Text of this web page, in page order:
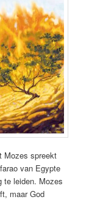
Mozes spreekt
van Egypte
te leiden. Mozes
maar God